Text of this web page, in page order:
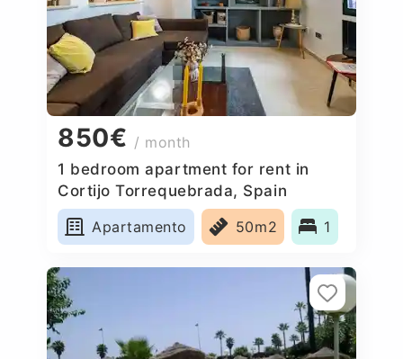
850€ / month
1 bedroom apartment for rent in
Cortijo Torrequebrada, Spain
Apartamento
50m2 1